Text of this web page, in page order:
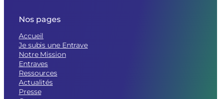
Nos pages
Accueil
Je subis une Entrave
Notre Mission
Entraves
Ressources
Actualités
Presse